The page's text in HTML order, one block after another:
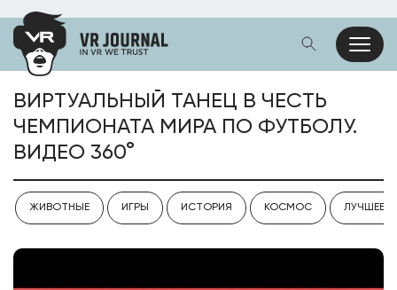
ВИРТУАЛЬНЫЙ ТАНЕЦ В ЧЕСТЬ
ЧЕМПИОНАТА МИРА ПО ФУТБОЛУ.
ВИДЕО 360°
ЖИВОТНЫЕ ИГРЫ ИСТОРИЯ КОСМОС ЛУЧШЕЕ